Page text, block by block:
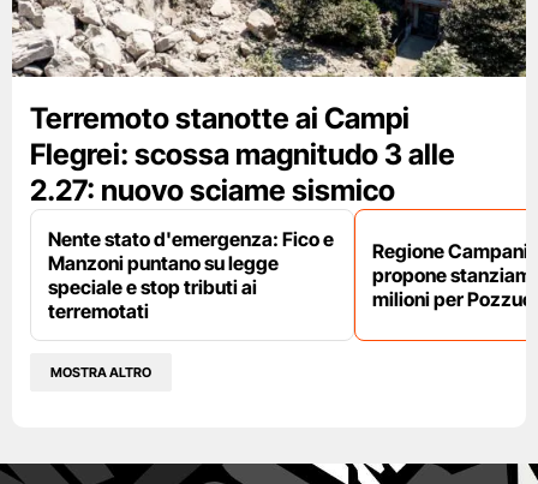
Terremoto stanotte ai Campi
Flegrei: scossa magnitudo 3 alle
2.27: nuovo sciame sismico
Nente stato d'emergenza: Fico e
Manzoni puntano su legge
speciale e stop tributi ai
terremotati
Regione
propone
milioni per
MOSTRA ALTRO